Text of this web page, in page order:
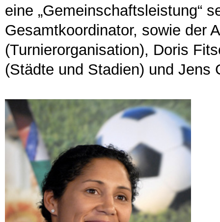
eine „Gemeinschaftsleistung“
Gesamtkoordinator, sowie der
(Turnierorganisation), Doris
(Städte und Stadien) und Jens